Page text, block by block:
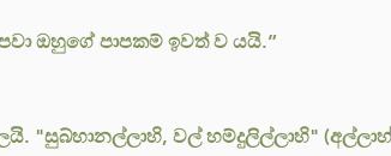
ඔහුගේ පාපකම් ඉවත් ව යයි.”
"සුබ්හානල්ලාහි, වල් හම්දුලිල්ලාහි"